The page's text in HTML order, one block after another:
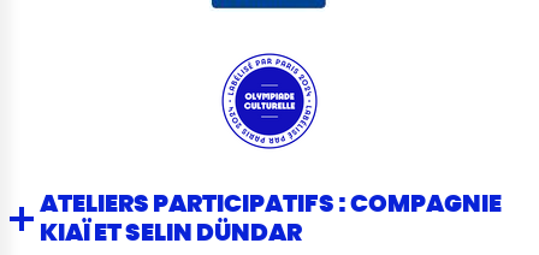
ATELIERS PARTICIPATIFS : COMPAGNIE
KIAÏ ET SELIN DÜNDAR